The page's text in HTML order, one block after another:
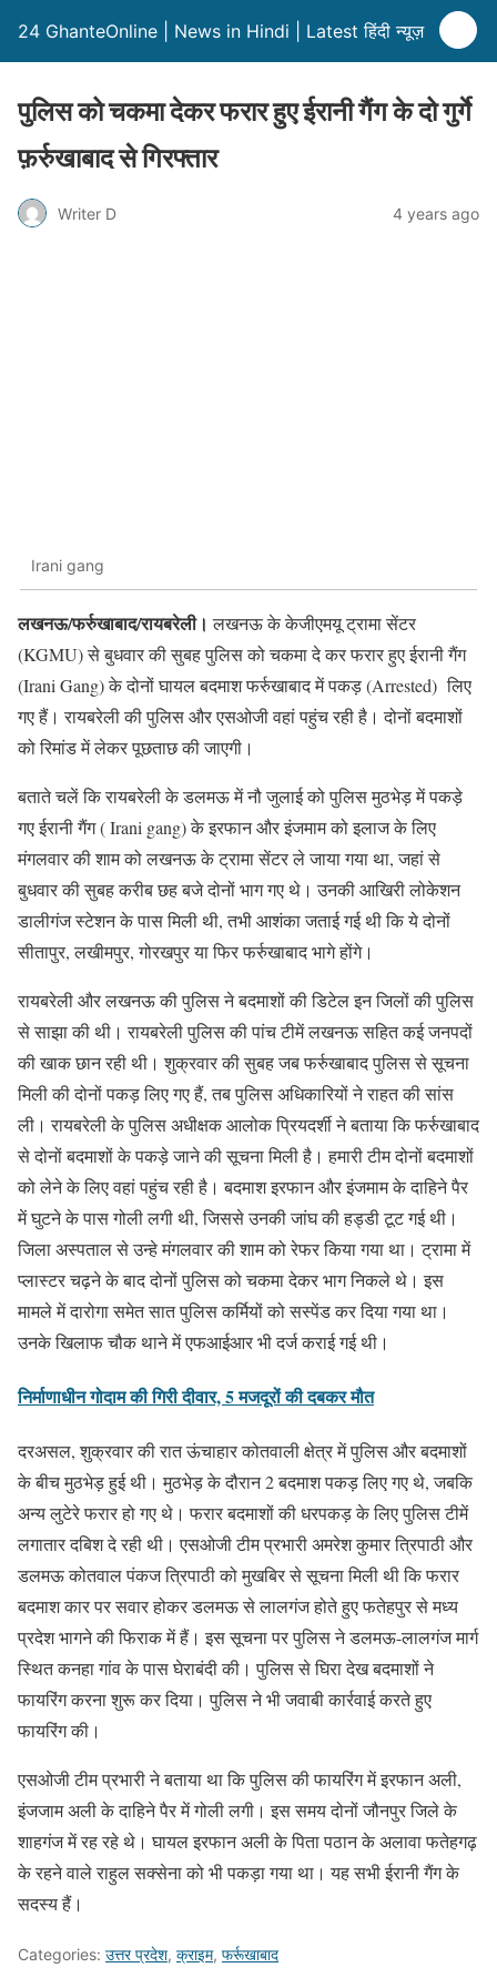
24 GhanteOnline | News in Hindi | Latest हिंदी न्यूज़
पुलिस को चकमा देकर फरार हुए ईरानी गैंग के दो गुर्गे
फ़र्रुखाबाद से गिरफ्तार
Writer D 4 years ago
Irani gang
लखनऊ/फर्रुखाबाद/रायबरेली। लखनऊ के केजीएमयू ट्रामा सेंटर
(KGMU) से बुधवार की सुबह पुलिस को चकमा दे कर फरार हुए ईरानी गैंग
(Irani Gang) के दोनों घायल बदमाश फर्रुखाबाद में पकड़ (Arrested) लिए
गए हैं। रायबरेली की पुलिस और एसओजी वहां पहुंच रही है। दोनों बदमाशों
को रिमांड में लेकर पूछताछ की जाएगी।
बताते चलें कि रायबरेली के डलमऊ में नौ जुलाई को पुलिस मुठभेड़ में पकड़े
गए ईरानी गैंग ( Irani gang) के इरफान और इंजमाम को इलाज के लिए
मंगलवार की शाम को लखनऊ के ट्रामा सेंटर ले जाया गया था, जहां से
बुधवार की सुबह करीब छह बजे दोनों भाग गए थे। उनकी आखिरी लोकेशन
डालीगंज स्टेशन के पास मिली थी, तभी आशंका जताई गई थी कि ये दोनों
सीतापुर, लखीमपुर, गोरखपुर या फिर फर्रुखाबाद भागे होंगे।
रायबरेली और लखनऊ की पुलिस ने बदमाशों की डिटेल इन जिलों की पुलिस
से साझा की थी। रायबरेली पुलिस की पांच टीमें लखनऊ सहित कई जनपदों
की खाक छान रही थी। शुक्रवार की सुबह जब फर्रुखाबाद पुलिस से सूचना
मिली की दोनों पकड़ लिए गए हैं, तब पुलिस अधिकारियों ने राहत की सांस
ली। रायबरेली के पुलिस अधीक्षक आलोक प्रियदर्शी ने बताया कि फर्रुखाबाद
से दोनों बदमाशों के पकड़े जाने की सूचना मिली है। हमारी टीम दोनों बदमाशों
को लेने के लिए वहां पहुंच रही है। बदमाश इरफान और इंजमाम के दाहिने पैर
में घुटने के पास गोली लगी थी, जिससे उनकी जांघ की हड्डी टूट गई थी।
जिला अस्पताल से उन्हे मंगलवार की शाम को रेफर किया गया था। ट्रामा में
प्लास्टर चढ़ने के बाद दोनों पुलिस को चकमा देकर भाग निकले थे। इस
मामले में दारोगा समेत सात पुलिस कर्मियों को सस्पेंड कर दिया गया था।
उनके खिलाफ चौक थाने में एफआईआर भी दर्ज कराई गई थी।
निर्माणाधीन गोदाम की गिरी दीवार, 5 मजदूरों की दबकर मौत
दरअसल, शुक्रवार की रात ऊंचाहार कोतवाली क्षेत्र में पुलिस और बदमाशों
के बीच मुठभेड़ हुई थी। मुठभेड़ के दौरान 2 बदमाश पकड़ लिए गए थे, जबकि
अन्य लुटेरे फरार हो गए थे। फरार बदमाशों की धरपकड़ के लिए पुलिस टीमें
लगातार दबिश दे रही थी। एसओजी टीम प्रभारी अमरेश कुमार त्रिपाठी और
डलमऊ कोतवाल पंकज त्रिपाठी को मुखबिर से सूचना मिली थी कि फरार
बदमाश कार पर सवार होकर डलमऊ से लालगंज होते हुए फतेहपुर से मध्य
प्रदेश भागने की फिराक में हैं। इस सूचना पर पुलिस ने डलमऊ-लालगंज मार्ग
स्थित कनहा गांव के पास घेराबंदी की। पुलिस से घिरा देख बदमाशों ने
फायरिंग करना शुरू कर दिया। पुलिस ने भी जवाबी कार्रवाई करते हुए
फायरिंग की।
एसओजी टीम प्रभारी ने बताया था कि पुलिस की फायरिंग में इरफान अली,
इंजजाम अली के दाहिने पैर में गोली लगी। इस समय दोनों जौनपुर जिले के
शाहगंज में रह रहे थे। घायल इरफान अली के पिता पठान के अलावा फतेहगढ़
के रहने वाले राहुल सक्सेना को भी पकड़ा गया था। यह सभी ईरानी गैंग के
सदस्य हैं।
Categories: उत्तर प्रदेश, क्राइम, फर्रूखाबाद